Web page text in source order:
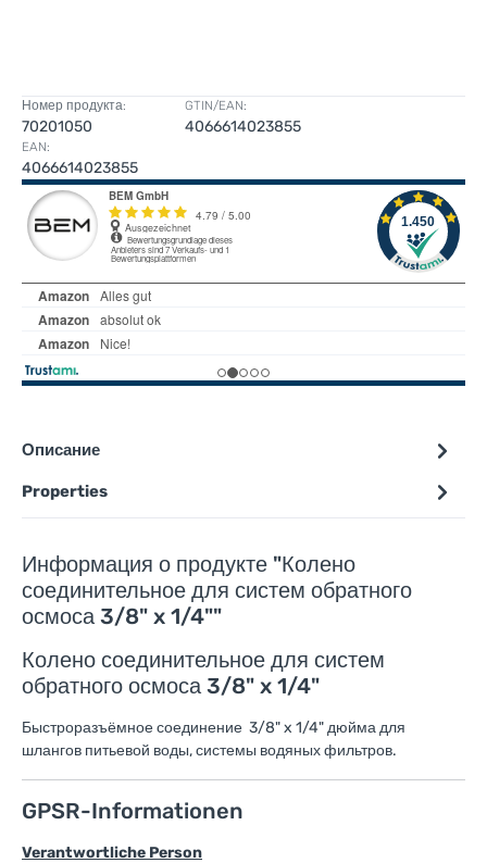
Номер продукта:
70201050
GTIN/EAN:
4066614023855
EAN:
4066614023855
Описание
Properties
Информация о продукте "Колено
соединительное для систем обратного
осмоса 3/8" x 1/4""
Колено соединительное для систем
обратного осмоса 3/8" x 1/4"
Быстроразъёмное соединение 3/8" x 1/4" дюйма для
шлангов питьевой воды, системы водяных фильтров.
GPSR-Informationen
Verantwortliche Person